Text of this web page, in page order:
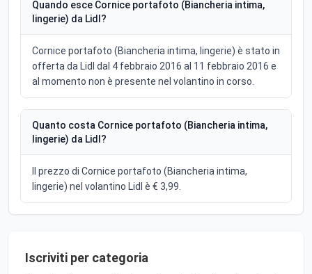
Quando esce Cornice portafoto (Biancheria intima,
lingerie) da Lidl?
Cornice portafoto (Biancheria intima, lingerie) è stato in
offerta da Lidl dal 4 febbraio 2016 al 11 febbraio 2016 e
al momento non è presente nel volantino in corso.
Quanto costa Cornice portafoto (Biancheria intima,
lingerie) da Lidl?
Il prezzo di Cornice portafoto (Biancheria intima,
lingerie) nel volantino Lidl è € 3,99.
Iscriviti per categoria